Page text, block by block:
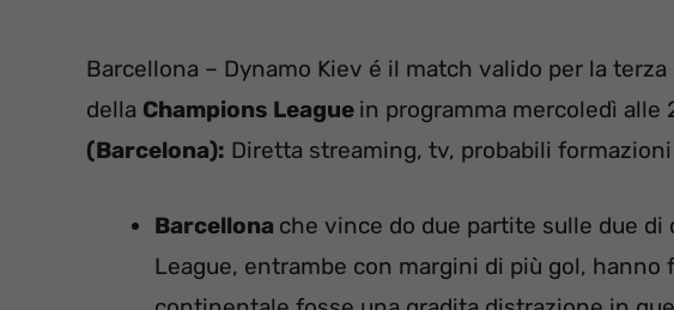
Barcellona – Dynamo Kiev é il match valido per la
della Champions League in programma mercoledì alle
(Barcelona): Diretta streaming, tv, probabili
Barcellona che vince do due partite sulle due di
League, entrambe con margini di più gol,